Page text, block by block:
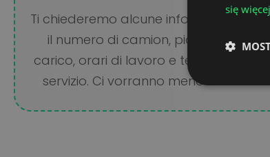
Ti chiederemo alcune informazioni,
il numero di camion, piattaforme di
carico, orari di lavoro e tempo medio di
servizio. Ci vorranno meno di 2 minuti.
się więcej